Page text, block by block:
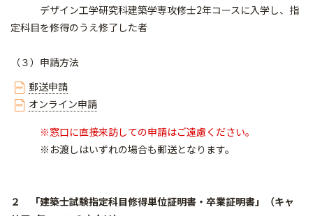
デザイン工学研究科建築学専攻修士2年コースに入学し、指
定科目を修得のうえ修了した者
（３）申請方法
郵送申請
オンライン申請
※窓口に直接来訪しての申請はご遠慮ください。
※お渡しはいずれの場合も郵送となります。
２ 「建築士試験指定科目修得単位証明書・卒業証明書」（キャ